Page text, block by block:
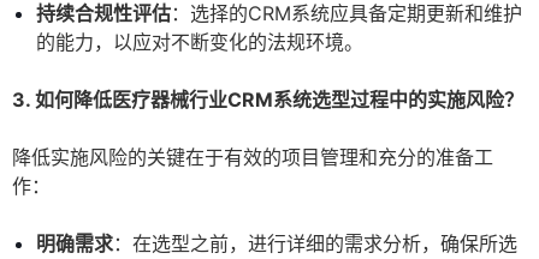
持续合规性评估：选择的CRM系统应具备定期更新和维护
的能力，以应对不断变化的法规环境。
3. 如何降低医疗器械行业CRM系统选型过程中的实施风险？
降低实施风险的关键在于有效的项目管理和充分的准备工
作：
明确需求：在选型之前，进行详细的需求分析，确保所选